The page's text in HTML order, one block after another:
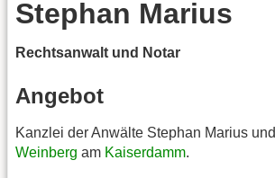
Stephan Marius
Rechtsanwalt und Notar
Angebot
Kanzlei der Anwälte Stephan Marius und
Weinberg am Kaiserdamm.